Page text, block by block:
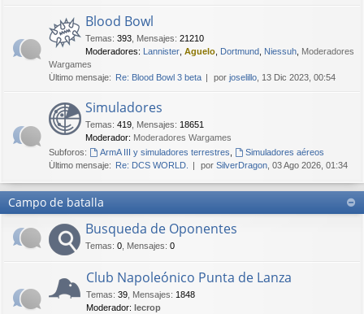
Blood Bowl
Temas: 393 Mensajes: 21210
Moderadores: Lannister Aguelo Dortmund Niessuh Moderadores
Wargames
Último mensaje: Re: Blood Bowl 3 beta por joselillo , 13 Dic 2023, 00:54
Simuladores
Temas: 419 Mensajes: 18651
Moderador: Moderadores Wargames
Subforos:
ArmA III y simuladores terrestres
Simuladores aéreos
Último mensaje: Re: DCS WORLD. por SilverDragon , 03 Ago 2026, 01:34
Campo de batalla
Busqueda de Oponentes
Temas: 0 Mensajes: 0
Club Napoleónico Punta de Lanza
Temas: 39 Mensajes: 1848
Moderador: lecrop